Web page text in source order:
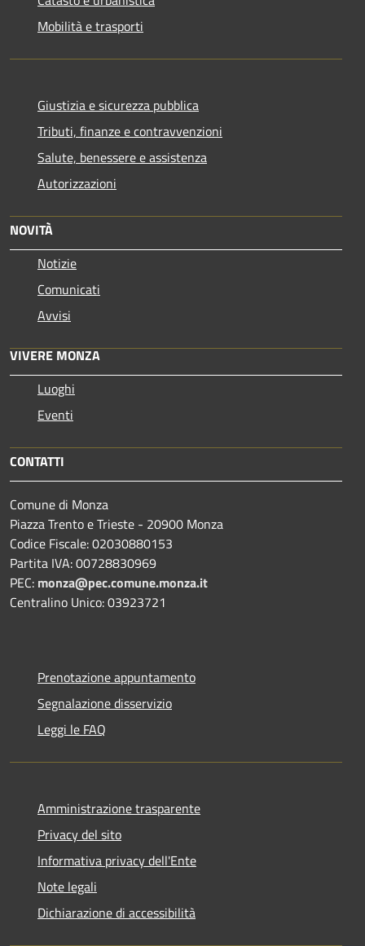
Mobilità e trasporti
Giustizia e sicurezza pubblica
Tributi, finanze e contravvenzioni
Salute, benessere e assistenza
Autorizzazioni
NOVITÀ
Notizie
Comunicati
Avvisi
VIVERE MONZA
Luoghi
Eventi
CONTATTI
Comune di Monza
Piazza Trento e Trieste - 20900 Monza
Codice Fiscale: 02030880153
Partita IVA: 00728830969
PEC: monza@pec.comune.monza.it
Centralino Unico: 03923721
Prenotazione appuntamento
Segnalazione disservizio
Leggi le FAQ
Amministrazione trasparente
Privacy del sito
Informativa privacy dell'Ente
Note legali
Dichiarazione di accessibilità